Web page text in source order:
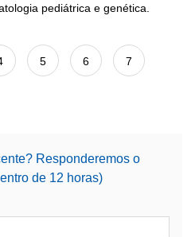
pediátrica e genética.
5 6 7
Responderemos o
de 12 horas)